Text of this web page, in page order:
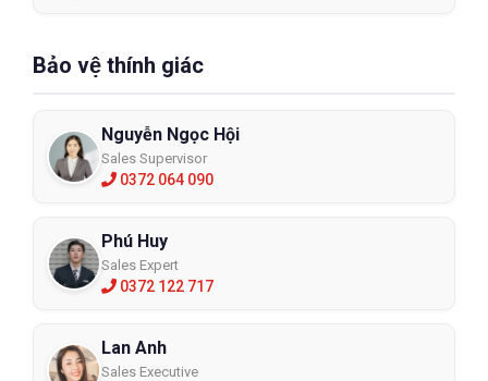
Bảo vệ thính giác
Nguyễn Ngọc Hội
Sales Supervisor
0372 064 090
Phú Huy
Sales Expert
0372 122 717
Lan Anh
Sales Executive